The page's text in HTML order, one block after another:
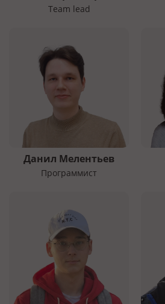
Team lead
Данил Мелентьев
Программист